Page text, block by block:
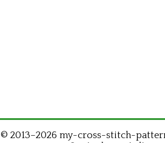
© 2013–2026 my-cross-stitch-